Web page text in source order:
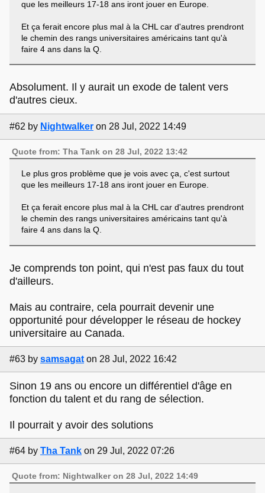
que les meilleurs 17-18 ans iront jouer en Europe.
Et ça ferait encore plus mal à la CHL car d'autres prendront
le chemin des rangs universitaires américains tant qu'à
faire 4 ans dans la Q.
Absolument. Il y aurait un exode de talent vers
d'autres cieux.
#62 by Nightwalker on 28 Jul, 2022 14:49
Quote from: Tha Tank on 28 Jul, 2022 13:42
Le plus gros problème que je vois avec ça, c'est surtout
que les meilleurs 17-18 ans iront jouer en Europe.
Et ça ferait encore plus mal à la CHL car d'autres prendront
le chemin des rangs universitaires américains tant qu'à
faire 4 ans dans la Q.
Je comprends ton point, qui n'est pas faux du tout
d'ailleurs.
Mais au contraire, cela pourrait devenir une
opportunité pour développer le réseau de hockey
universitaire au Canada.
#63 by samsagat on 28 Jul, 2022 16:42
Sinon 19 ans ou encore un différentiel d'âge en
fonction du talent et du rang de sélection.
Il pourrait y avoir des solutions
#64 by Tha Tank on 29 Jul, 2022 07:26
Quote from: Nightwalker on 28 Jul, 2022 14:49